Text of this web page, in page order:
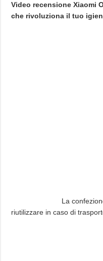
Video recensione Xiaomi
che rivoluziona il tuo
La
riutilizzare in caso di